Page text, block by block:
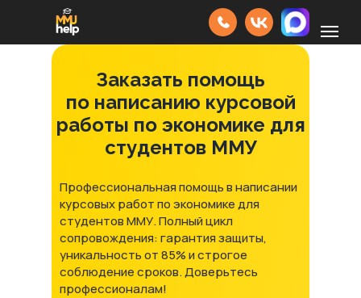
Профессиональная помощь в написании
курсовых работ по экономике для
студентов ММУ. Полный цикл
сопровождения: гарантия защиты,
уникальность от 85% и строгое
соблюдение сроков. Доверьтесь
профессионалам!
Заказать помощь
по написанию курсовой
работы по экономике для
студентов ММУ